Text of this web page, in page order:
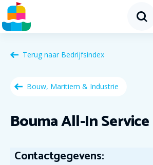
Terug naar Bedrijfsindex
Bouw, Maritiem & Industrie
Bouma All-In Service
Contactgegevens: